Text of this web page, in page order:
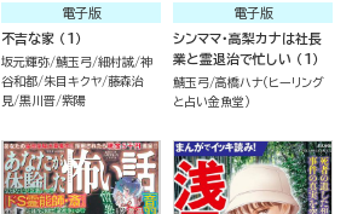
電子版
不吉な家 （1）
坂元輝弥 鯖玉弓 細村誠 神
谷和都 朱目キクヤ 藤森治
見 黒川晋 紫陽
電子版
シンママ・高梨カナは社長
業と霊退治で忙しい （1）
鯖玉弓 高橋ハナ（ヒーリング
と占い金魚堂）